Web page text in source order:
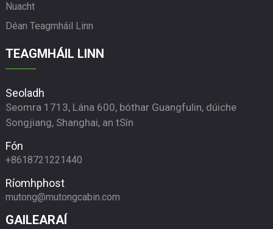
Nuacht
Déan Teagmháil Linn
TEAGMHÁIL LINN
Seoladh
Seomra 1713, Lána 600, bóthar Guangfulin, dúiche
Songjiang, Shanghai, an tSín
Fón
+8618721221440
Ríomhphost
mutong@mutongcabin.com
GAILEARAÍ